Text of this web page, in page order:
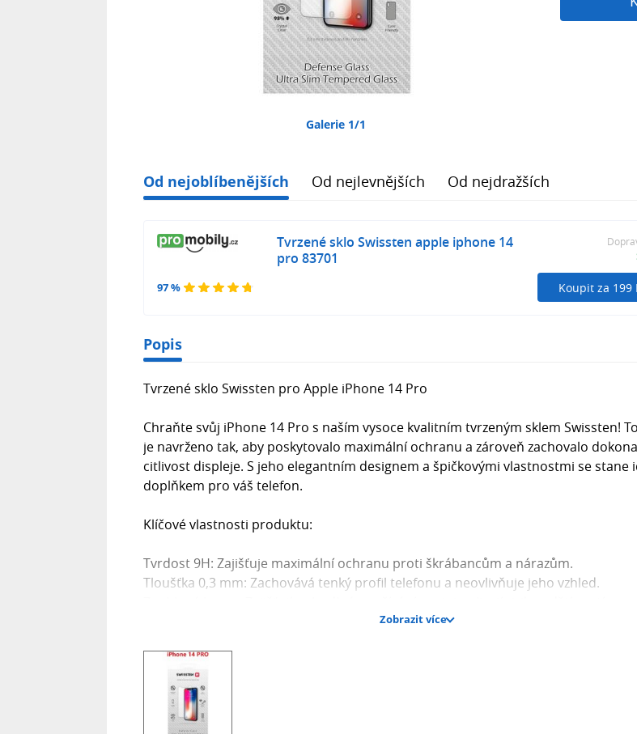
Galerie 1/1
Od nejoblíbenějších Od nejlevnějších Od nejdražších
97 %
Tvrzené sklo Swissten apple iphone 14
pro 83701
Koupit za 199
Popis
Tvrzené sklo Swissten pro Apple iPhone 14 Pro
Chraňte svůj iPhone 14 Pro s naším vysoce kvalitním tvrzeným sklem Swissten!
je navrženo tak, aby poskytovalo maximální ochranu a zároveň zachovalo
citlivost displeje. S jeho elegantním designem a špičkovými vlastnostmi se stane
doplňkem pro váš telefon.
Klíčové vlastnosti produktu:
Tvrdost 9H: Zajišťuje maximální ochranu proti škrábancům a nárazům.
Tloušťka 0,3 mm: Zachovává tenký profil telefonu a neovlivňuje jeho vzhled.
Olejofobní vrstva: Odpuzuje otisky prstů a usnadňuje údržbu skla.
Proč si vybrat tvrzené sklo Swissten?
Naše tvrzené sklo je nejenom praktické, ale také stylové. Díky svému designu se
hodí k vašemu iPhonu 14 Pro a poskytuje mu ochranu, kterou si zaslouží. S jeho
Zobrazit více